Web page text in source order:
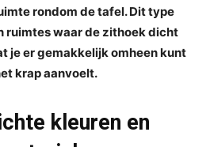
rondom de tafel. Dit type
ruimtes waar de zithoek dicht
je er gemakkelijk omheen kunt
krap aanvoelt.
kleuren en